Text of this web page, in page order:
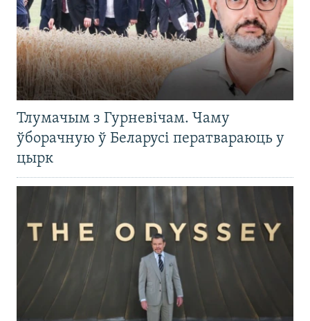
Тлумачым з Гурневічам. Чаму
ўборачную ў Беларусі ператвараюць у
цырк